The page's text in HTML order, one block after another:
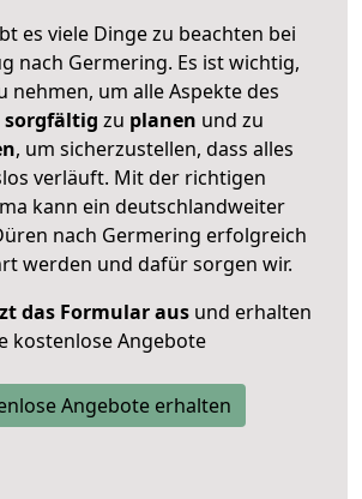
es viele Dinge zu beachten bei
nach Germering. Es ist wichtig,
nehmen, um alle Aspekte des
sorgfältig zu planen und zu
, um sicherzustellen, dass alles
verläuft. Mit der richtigen
kann ein deutschlandweiter
nach Germering erfolgreich
werden und dafür sorgen wir.
das Formular ausund erhalten
kostenlose Angebote
Angebote erhalten